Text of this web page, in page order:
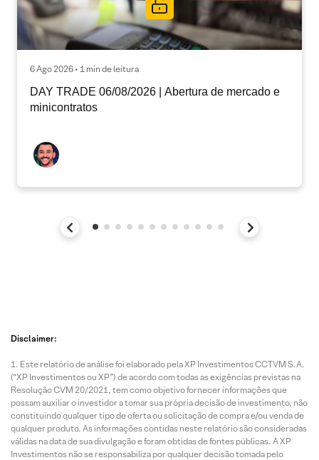
6 Ago 2026 • 1 min de leitura
DAY TRADE 06/08/2026 | Abertura de mercado e
minicontratos
Disclaimer:
Este relatório de análise foi elaborado pela XP Investimentos CCTVM S.A.
(“XP Investimentos ou XP”) de acordo com todas as exigências previstas na
Resolução CVM 20/2021, tem como objetivo fornecer informações que
possam auxiliar o investidor a tomar sua própria decisão de investimento, não
constituindo qualquer tipo de oferta ou solicitação de compra e/ou venda de
qualquer produto. As informações contidas neste relatório são consideradas
válidas na data de sua divulgação e foram obtidas de fontes públicas. A XP
Investimentos não se responsabiliza por qualquer decisão tomada pelo